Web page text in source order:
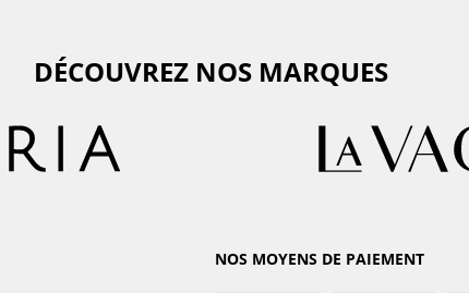
DÉCOUVREZ NOS MARQUES
NOS MOYENS DE PAIEMENT